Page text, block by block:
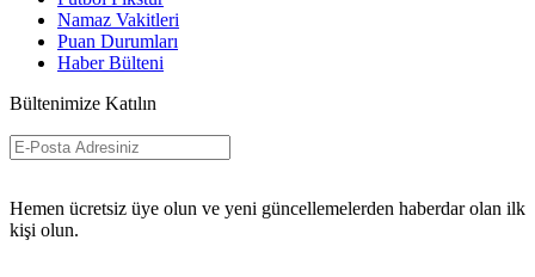
Namaz Vakitleri
Puan Durumları
Haber Bülteni
Bültenimize Katılın
Hemen ücretsiz üye olun ve yeni güncellemelerden haberdar olan ilk
kişi olun.